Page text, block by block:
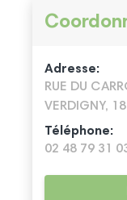
Adresse:
RUE DU
VERDIGNY,
Téléphone:
02 48 79 31